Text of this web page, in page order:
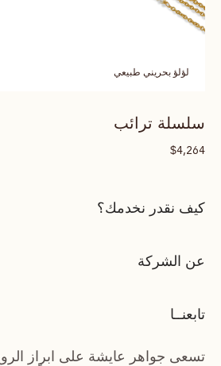
لؤلؤ بحريني طبيعي
سلسلة ترائب
$4,264
كيف نقدر نخدمك؟
عن الشركة
تابعنــا
تسعى جواهر عايشة على ابراز